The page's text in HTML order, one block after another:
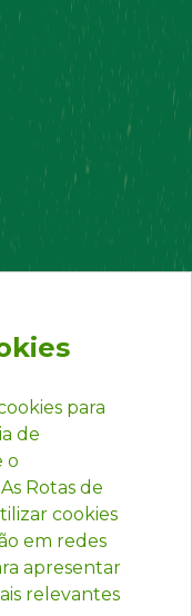
para
de
o
Rotas de
cookies
em redes
apresentar
relevantes